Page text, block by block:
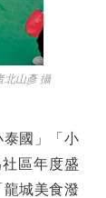
北山彥 攝
國」「小
區年度盛
城美食潑